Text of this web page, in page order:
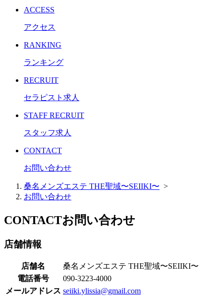
ACCESS
アクセス
RANKING
ランキング
RECRUIT
セラピスト求人
STAFF RECRUIT
スタッフ求人
CONTACT
お問い合わせ
桑名メンズエステ THE聖域〜SEIIKI〜 >
お問い合わせ
CONTACTお問い合わせ
店舗情報
店舗名
桑名メンズエステ THE聖域〜SEIIKI〜
電話番号
090-3223-4000
メールアドレス seiiki.ylissia@gmail.com